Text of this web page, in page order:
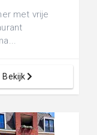
met vrije
Bekijk